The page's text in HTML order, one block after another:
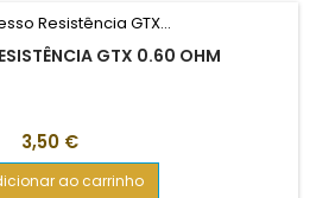
GTX 0.60 OHM
Preço
3,50 €
ao carrinho